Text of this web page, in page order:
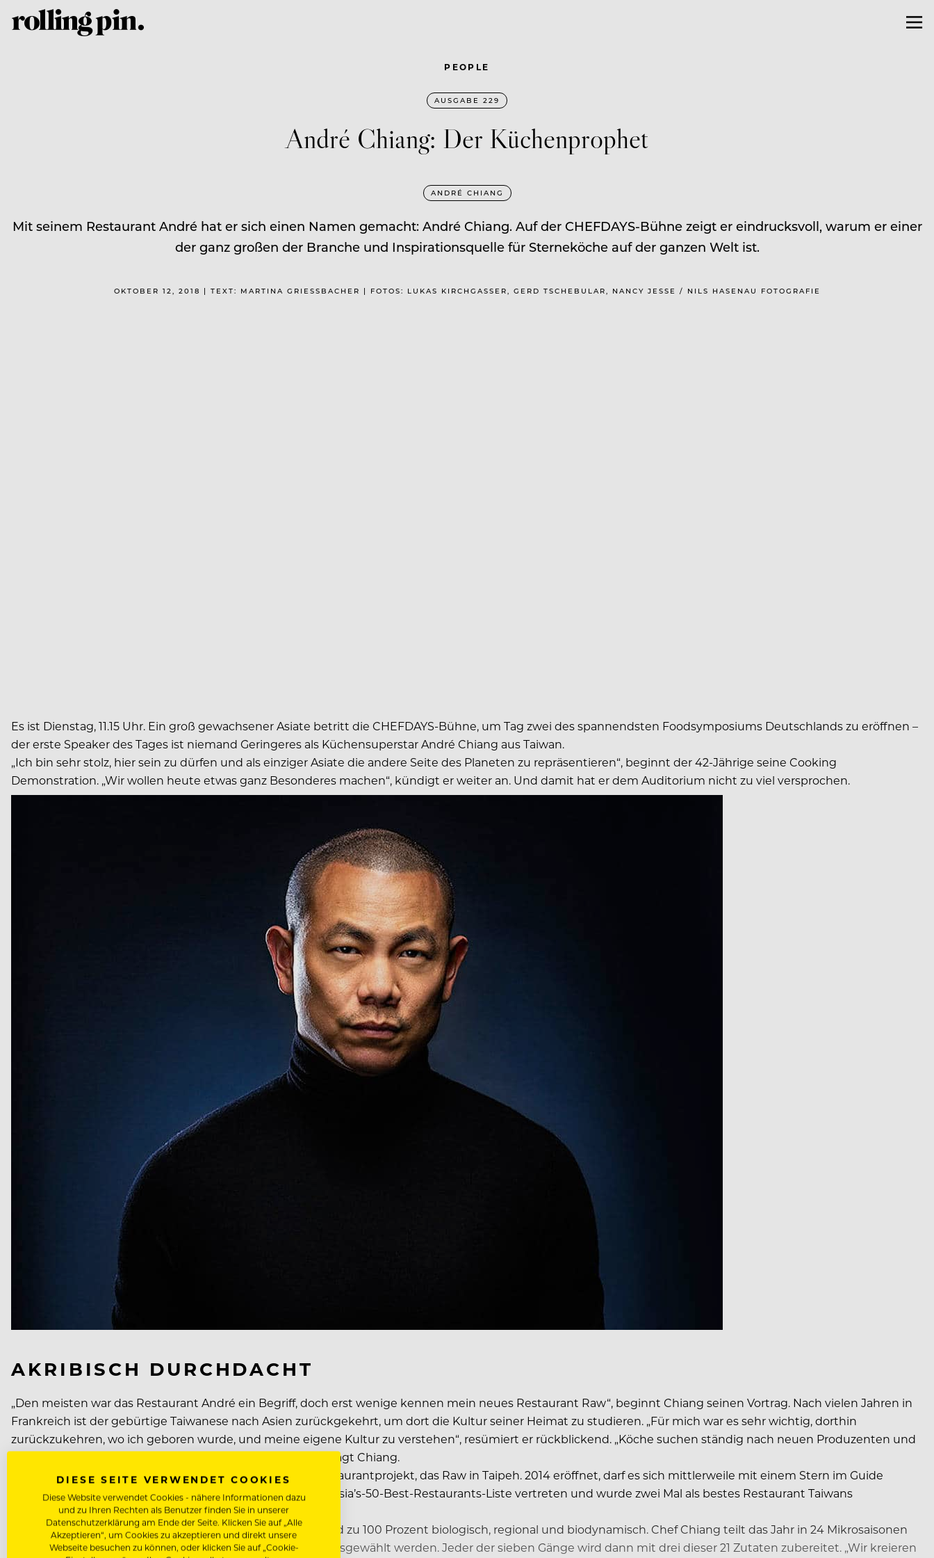
PEOPLE
AUSGABE 229
André Chiang: Der Küchenprophet
ANDRÉ CHIANG
Mit seinem Restaurant André hat er sich einen Namen gemacht: André Chiang. Auf der CHEFDAYS-Bühne zeigt er eindrucksvoll, warum er einer
der ganz großen der Branche und Inspirationsquelle für Sterneköche auf der ganzen Welt ist.
OKTOBER 12, 2018 | TEXT: MARTINA GRIESSBACHER | FOTOS: LUKAS KIRCHGASSER, GERD TSCHEBULAR, NANCY JESSE / NILS HASENAU FOTOGRAFIE
Es ist Dienstag, 11.15 Uhr. Ein groß gewachsener Asiate betritt die CHEFDAYS-Bühne, um Tag zwei des spannendsten Foodsymposiums Deutschlands zu eröffnen –
der erste Speaker des Tages ist niemand Geringeres als Küchensuperstar André Chiang aus Taiwan.
„Ich bin sehr stolz, hier sein zu dürfen und als einziger Asiate die andere Seite des Planeten zu repräsentieren“, beginnt der 42-Jährige seine Cooking
Demonstration. „Wir wollen heute etwas ganz Besonderes machen“, kündigt er weiter an. Und damit hat er dem Auditorium nicht zu viel versprochen.
AKRIBISCH DURCHDACHT
„Den meisten war das Restaurant André ein Begriff, doch erst wenige kennen mein neues Restaurant Raw“, beginnt Chiang seinen Vortrag. Nach vielen Jahren in
Frankreich ist der gebürtige Taiwanese nach Asien zurückgekehrt, um dort die Kultur seiner Heimat zu studieren. „Für mich war es sehr wichtig, dorthin
zurückzukehren, wo ich geboren wurde, und meine eigene Kultur zu verstehen“, resümiert er rückblickend. „Köche suchen ständig nach neuen Produzenten und
Techniken und vergessen dabei oft, woher sie kommen“, sagt Chiang.
Doch zuvor spricht der 42-Jährige über sein neuestes Restaurantprojekt, das Raw in Taipeh. 2014 eröffnet, darf es sich mittlerweile mit einem Stern im Guide
Michelin rühmen, ist seit drei Jahren durchgehend in der Asia’s-50-Best-Restaurants-Liste vertreten und wurde zwei Mal als bestes Restaurant Taiwans
ausgezeichnet.
Seine Küchenphilosophie dort ist simpel: Alle Produkte sind zu 100 Prozent biologisch, regional und biodynamisch. Chef Chiang teilt das Jahr in 24 Mikrosaisonen
ein, aus denen jeweils 21 saisonale Zutaten für das Menü ausgewählt werden. Jeder der sieben Gänge wird dann mit drei dieser 21 Zutaten zubereitet. „Wir kreieren
DIESE SEITE VERWENDET COOKIES
Diese Website verwendet Cookies - nähere Informationen dazu
und zu Ihren Rechten als Benutzer finden Sie in unserer
Datenschutzerklärung am Ende der Seite. Klicken Sie auf „Alle
Akzeptieren“, um Cookies zu akzeptieren und direkt unsere
Webseite besuchen zu können, oder klicken Sie auf „Cookie-